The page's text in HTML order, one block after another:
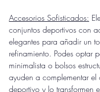
Accesorios Sofisticados:
conjuntos deportivos con
elegantes para añadir un
refinamiento. Podes optar
minimalista o bolsos
ayuden a complementar el
deportivo y lo transformen